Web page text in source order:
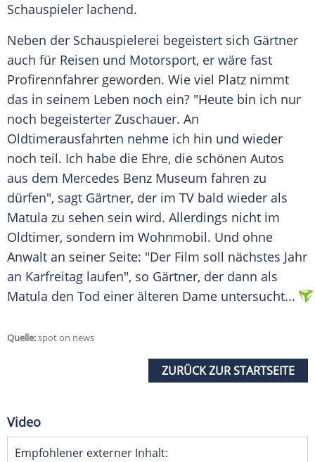
Schauspieler lachend.
Neben der Schauspielerei begeistert sich Gärtner
auch für Reisen und Motorsport, er wäre fast
Profirennfahrer geworden. Wie viel Platz nimmt
das in seinem Leben noch ein? "Heute bin ich nur
noch begeisterter Zuschauer. An
Oldtimerausfahrten nehme ich hin und wieder
noch teil. Ich habe die Ehre, die schönen Autos
aus dem Mercedes Benz Museum fahren zu
dürfen", sagt Gärtner, der im TV bald wieder als
Matula zu sehen sein wird. Allerdings nicht im
Oldtimer, sondern im Wohnmobil. Und ohne
Anwalt an seiner Seite: "Der Film soll nächstes Jahr
an Karfreitag laufen", so Gärtner, der dann als
Matula den Tod einer älteren Dame untersucht...
Quelle:spot on news
ZURÜCK ZUR STARTSEITE
Video
Empfohlener externer Inhalt: